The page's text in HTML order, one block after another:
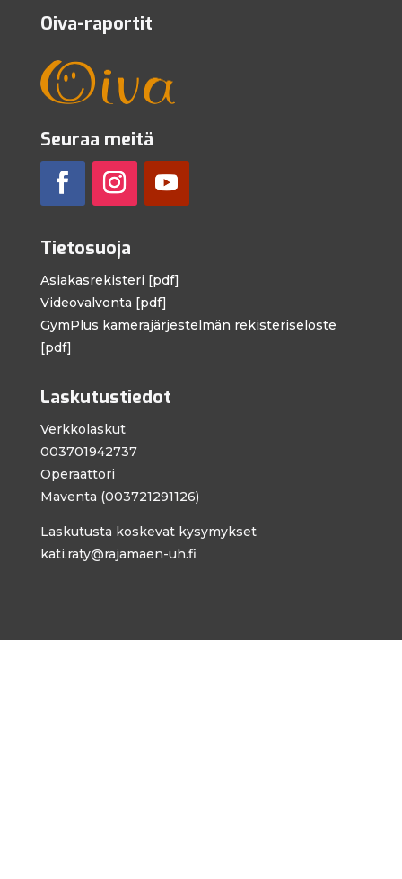
Oiva-raportit
Seuraa meitä
Tietosuoja
Asiakasrekisteri [pdf]
Videovalvonta [pdf]
GymPlus kamera­järjestelmän rekisteri­seloste
[pdf]
Laskutustiedot
Verkkolaskut
003701942737
Operaattori
Maventa (003721291126)
Laskutusta koskevat kysymykset
kati.raty@rajamaen-uh.fi